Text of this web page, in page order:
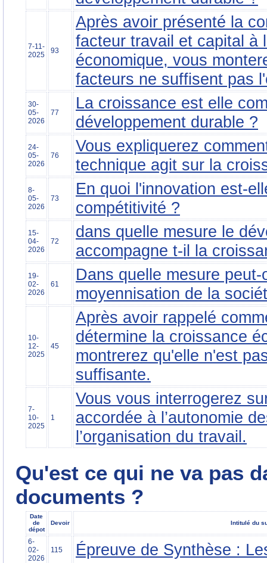
7-11-
2025
93
Après avoir présenté la
facteur travail et capital à
économique, vous
facteurs ne suffisent pas
30-
05-
2026
77
La croissance est elle
développement durable ?
24-
05-
2026
76
Vous expliquerez
technique agit sur la
8-
05-
2026
73
En quoi l'innovation est-
compétitivité ?
15-
04-
2026
72
dans quelle mesure le
accompagne t-il la
19-
02-
2026
61
Dans quelle mesure
moyennisation de la
10-
12-
2025
45
Après avoir rappelé
détermine la croissance
montrerez qu'elle n'est
suffisante.
7-
10-
2025
1
Vous vous interrogerez
accordée à l’autonomie
l’organisation du travail.
Qu'est ce qui ne va pas
documents ?
Date
de
dépot
Devoir Intitulé du
6-
02-
2026
115 Épreuve de Synthèse :